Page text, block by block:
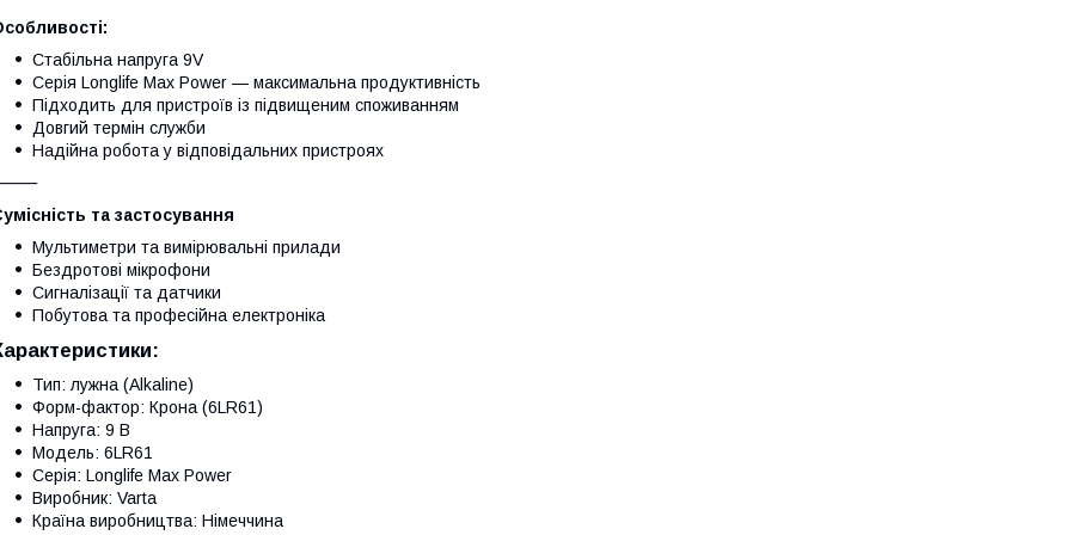
Стабільна напруга 9V
Серія Longlife Max Power — максимальна продуктивність
Підходить для пристроїв із підвищеним споживанням
Довгий термін служби
Надійна робота у відповідальних пристроях
та застосування
Мультиметри та вимірювальні прилади
Бездротові мікрофони
Сигналізації та датчики
Побутова та професійна електроніка
Тип: лужна (Alkaline)
Форм-фактор: Крона (6LR61)
Напруга: 9 В
Модель: 6LR61
Серія: Longlife Max Power
Виробник: Varta
Країна виробництва: Німеччина